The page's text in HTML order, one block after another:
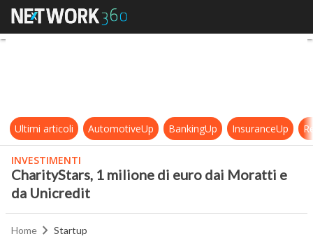
CharityStars, 1 milione di euro
Ultimi articoli AutomotiveUp BankingUp InsuranceUp
INVESTIMENTI
CharityStars, 1 milione di euro dai Moratti e
da Unicredit
Home Startup